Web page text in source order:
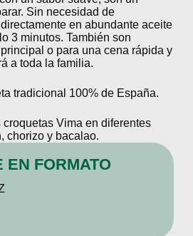
Sin necesidad de
en abundante aceite
3 minutos. También son
o para una cena rápida y
a toda la familia.
tradicional 100% de España.
Vima en diferentes
chorizo y bacalao.
EN FORMATO